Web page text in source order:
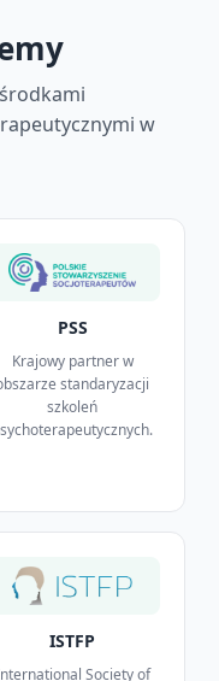
w
PSS
Krajowy partner w
standaryzacji
szkoleń
ISTFP
Society of